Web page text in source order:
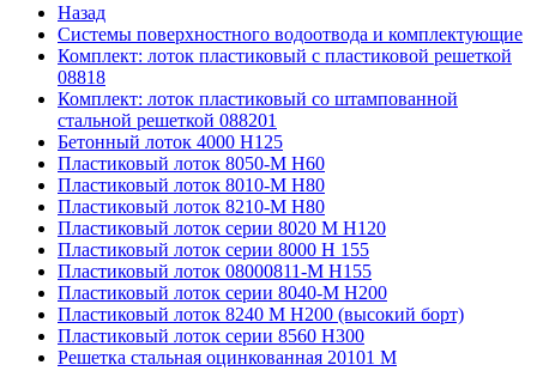
Назад
Системы поверхностного водоотвода и комплектующие
Комплект: лоток пластиковый с пластиковой решеткой
08818
Комплект: лоток пластиковый со штампованной
стальной решеткой 088201
Бетонный лоток 4000 Н125
Пластиковый лоток 8050-М H60
Пластиковый лоток 8010-М H80
Пластиковый лоток 8210-М H80
Пластиковый лоток серии 8020 М H120
Пластиковый лоток серии 8000 Н 155
Пластиковый лоток 08000811-М H155
Пластиковый лоток серии 8040-М H200
Пластиковый лоток 8240 M H200 (высокий борт)
Пластиковый лоток серии 8560 Н300
Решетка стальная оцинкованная 20101 М